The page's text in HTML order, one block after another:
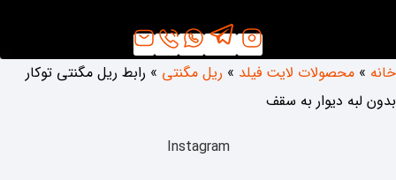
محصولات لایت فیلد»ریل مگنتی»رابط ریل مگنتی توکار
دیوار به سقف
Instagram